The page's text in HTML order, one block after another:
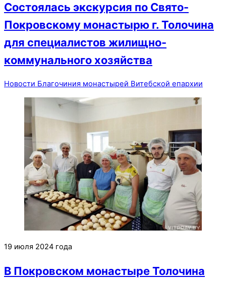
Состоялась экскурсия по Свято-
Покровскому монастырю г. Толочина
для специалистов жилищно-
коммунального хозяйства
Новости Благочиния монастырей Витебской епархии
19 июля 2024 года
В Покровском монастыре Толочина